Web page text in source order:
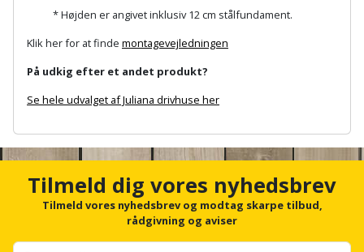
Terrassebrædder
Terrasseopklodsning
Tråd
byggeri
Træ
Renseservietter
wipes
Sækkelukker
Kantlimertilbehør
Kap-
og
geringssav
Kerneboremaskine
Klippeværktøj
Kombokit
og
Jul
Kaffe
Klæbesøm
Køkkenudstyr
* Højden er angivet inklusiv 12 cm stålfundament.
Klik her for at finde montagevejledningen
På udkig efter et andet produkt?
Se hele udvalget af Juliana drivhuse her
c
Tilmeld dig vores nyhedsbrev
Tilmeld vores nyhedsbrev og modtag skarpe tilbud,
rådgivning og aviser